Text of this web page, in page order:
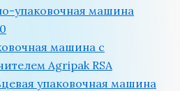
упаковочная машина
машина с
Agripak RSA
упаковочная машина